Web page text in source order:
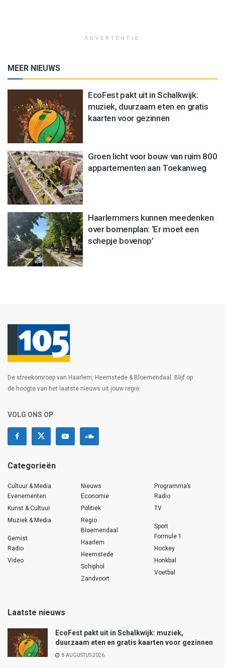
ADVERTENTIE
MEER NIEUWS
EcoFest pakt uit in Schalkwijk:
muziek, duurzaam eten en gratis
kaarten voor gezinnen
Groen licht voor bouw van ruim 800
appartementen aan Toekanweg
Haarlemmers kunnen meedenken
over bomenplan: ‘Er moet een
schepje bovenop’
De streekomroep van Haarlem, Heemstede & Bloemendaal. Blijf op
de hoogte van het laatste nieuws uit jouw regio.
VOLG ONS OP
Categorieën
Cultuur & Media
Evenementen
Kunst & Cultuur
Muziek & Media
Gemist
Radio
Video
Nieuws
Economie
Politiek
Regio
Bloemendaal
Haarlem
Heemstede
Schiphol
Zandvoort
Programma’s
Radio
TV
Sport
Formule 1
Hockey
Honkbal
Voetbal
Laatste nieuws
EcoFest pakt uit in Schalkwijk: muziek,
duurzaam eten en gratis kaarten voor gezinnen
8 AUGUSTUS 2026